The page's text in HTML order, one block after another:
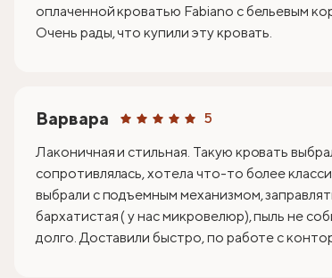
оплаченной кроватью Fabiano с бельевым
Очень рады, что купили эту кровать.
Варвара 5
Лаконичная и стильная. Такую кровать
сопротивлялась, хотела что-то более
выбрали с подъемным механизмом,
бархатистая ( у нас микровелюр), пыль не
долго. Доставили быстро, по работе с